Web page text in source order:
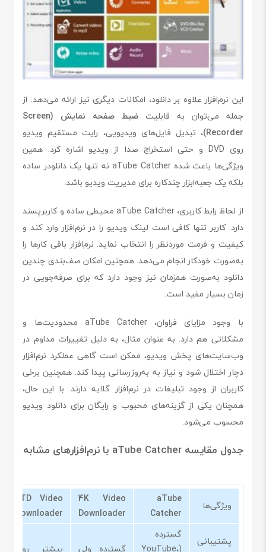
این نرم‌افزار علاوه بر دانلود، امکانات دیگری نیز ارائه می‌دهد. از
جمله می‌توان به قابلیت
ضبط صفحه نمایش (Screen
Recorder) ، تبدیل فایل‌های ویدیویی، رایت مستقیم ویدیو
روی DVD و حتی استخراج صدا از ویدیو اشاره کرد. همین
ویژگی‌ها باعث شده aTube Catcher نه تنها یک دانلودر ساده
بلکه یک جعبه‌ابزار چندکاره برای مدیریت ویدیو باشد.
از لحاظ رابط کاربری، aTube Catcher محیطی ساده و کاربرپسند
دارد. کاربر تنها کافی است لینک ویدیو را در نرم‌افزار وارد کند و
کیفیت و فرمت موردنظر را انتخاب نماید. نرم‌افزار باقی کارها را
به‌صورت خودکار انجام می‌دهد. همچنین امکان صف‌بندی چندین
دانلود به‌صورت همزمان نیز وجود دارد که برای صرفه‌جویی در
زمان بسیار مفید است.
با وجود مزایای فراوان، aTube Catcher محدودیت‌ها و
مشکلاتی هم دارد. به عنوان مثال، به دلیل تغییرات مداوم در
وب‌سایت‌های پخش ویدیو، ممکن است گاهی عملکرد نرم‌افزار
دچار اختلال شود و نیاز به به‌روزرسانی پیدا کند. همچنین برخی
کاربران از وجود تبلیغات در نرم‌افزار گلایه دارند. با این حال،
همچنان یکی از گزینه‌های محبوب و رایگان برای دانلود ویدیو
محسوب می‌شود.
جدول مقایسه aTube Catcher با نرم‌افزارهای مشابه
ویژگی‌ها
aTube
Catcher
4K Video
Downloader
YTD Video
Downloader
پشتیبانی
گسترده
(YouTube،
گسترده ولی
بیشتر روی